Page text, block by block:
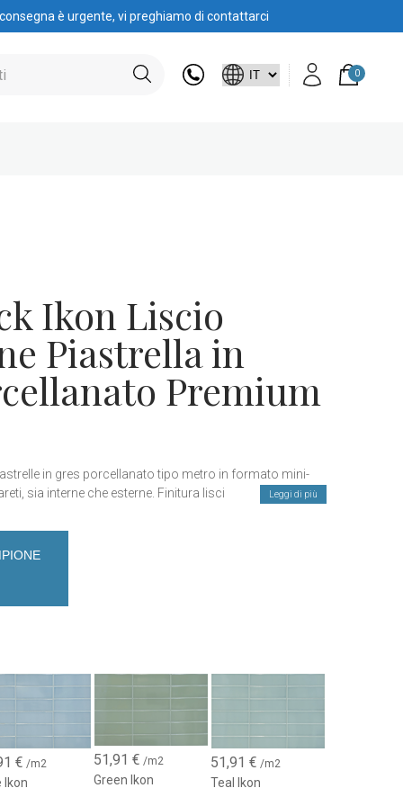
è urgente, vi preghiamo di contattarci
0
Ikon Liscio
Piastrella in
Premium
in gres porcellanato tipo metro in formato mini-
sia interne che esterne. Finitura liscia e lucida che può
Disponibile in 5 colori moderni, ideali per
in progetti residenziali, commerciali o di ospitalità, con
Leggi di più
€ /m2
Ikon
51,91€ /m2
Green Ikon
51,91€ /m2
Teal Ikon